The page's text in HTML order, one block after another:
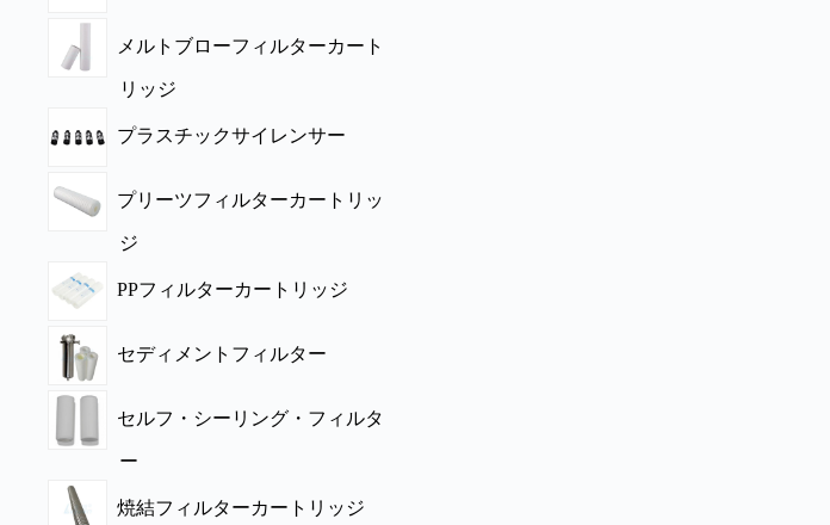
メルトブローフィルターカート
リッジ
プラスチックサイレンサー
プリーツフィルターカートリッ
ジ
PPフィルターカートリッジ
セディメントフィルター
セルフ・シーリング・フィルタ
ー
焼結フィルターカートリッジ